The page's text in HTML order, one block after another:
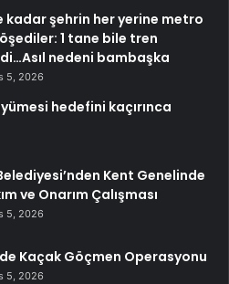
kadar şehrin her yerine metro
1 tane bile tren
nedeni bambaşka
5, 2026
hedefini kaçırınca
Kent Genelinde
ve Onarım Çalışması
5, 2026
Kaçak Göçmen Operasyonu
5, 2026